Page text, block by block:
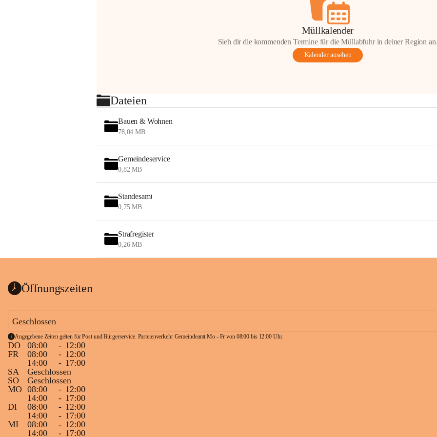
Müllkalender
Sieh dir die kommenden Termine für die Müllabfuhr in deiner Region
Kalender ansehen
Dateien
Bauen & Wohnen
78,04 MB
Gemeindeservice
0,82 MB
Standesamt
0,75 MB
Strafregister
0,26 MB
Öffnungszeiten
Geschlossen
Angegebene Zeiten gelten für Post und Bürgerservice. Parteienverkehr Gemeindeamt Mo - Fr von 08:00 bis 12:00 Uhr.
DO 08:00 - 12:00
FR
08:00 - 12:00
14:00
- 17:00
SA
Geschlossen
SO
Geschlossen
MO 08:00 - 12:00
14:00
- 17:00
DI
08:00 - 12:00
14:00
- 17:00
MI
08:00 - 12:00
14:00
- 17:00